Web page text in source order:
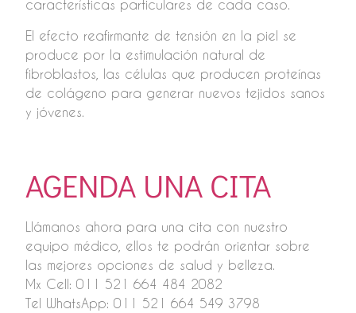
características particulares de cada caso.
El efecto reafirmante de tensión en la piel se
produce por la estimulación natural de
fibroblastos, las células que producen proteínas
de colágeno para generar nuevos tejidos sanos
y jóvenes.
AGENDA UNA CITA
Llámanos ahora para una cita con nuestro
equipo médico, ellos te podrán orientar sobre
las mejores opciones de salud y belleza.
Mx Cell: 011 521 ‭664 484 2082‬
Tel WhatsApp: 011 521 664 549 3798